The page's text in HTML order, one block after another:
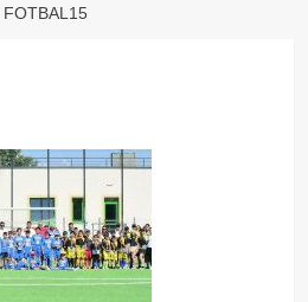
FOTBAL15